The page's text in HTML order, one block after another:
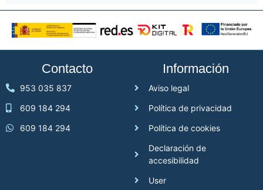
Contacto
953 035 837
609 184 294
609 184 294
Información
Aviso legal
Política de privacidad
Política de cookies
Declaración de
accesibilidad
User